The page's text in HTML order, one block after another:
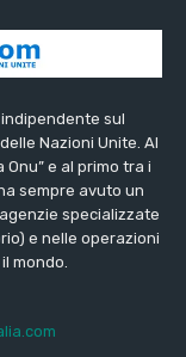
sul
Nazioni Unite. Al
e al primo tra i
sempre avuto un
specializzate
e nelle operazioni
mondo.